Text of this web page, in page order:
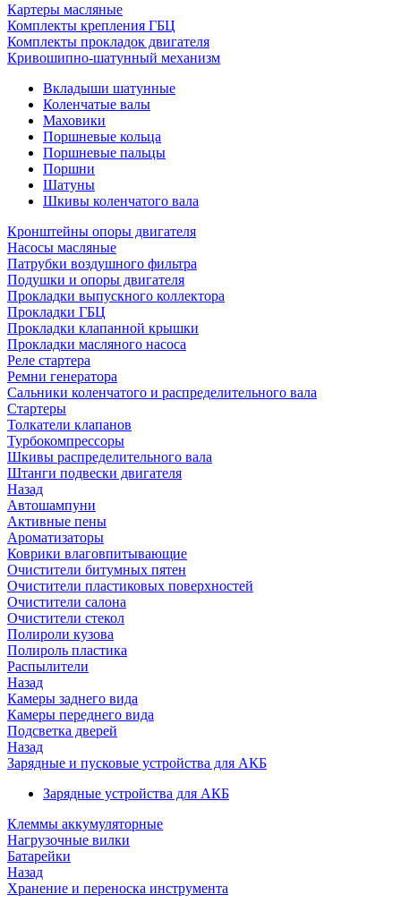
Картеры масляные
Комплекты крепления ГБЦ
Комплекты прокладок двигателя
Кривошипно-шатунный механизм
Вкладыши шатунные
Коленчатые валы
Маховики
Поршневые кольца
Поршневые пальцы
Поршни
Шатуны
Шкивы коленчатого вала
Кронштейны опоры двигателя
Насосы масляные
Патрубки воздушного фильтра
Подушки и опоры двигателя
Прокладки выпускного коллектора
Прокладки ГБЦ
Прокладки клапанной крышки
Прокладки масляного насоса
Реле стартера
Ремни генератора
Сальники коленчатого и распределительного вала
Стартеры
Толкатели клапанов
Турбокомпрессоры
Шкивы распределительного вала
Штанги подвески двигателя
Назад
Автошампуни
Активные пены
Ароматизаторы
Коврики влаговпитывающие
Очистители битумных пятен
Очистители пластиковых поверхностей
Очистители салона
Очистители стекол
Полироли кузова
Полироль пластика
Распылители
Назад
Камеры заднего вида
Камеры переднего вида
Подсветка дверей
Назад
Зарядные и пусковые устройства для АКБ
Зарядные устройства для АКБ
Клеммы аккумуляторные
Нагрузочные вилки
Батарейки
Назад
Хранение и переноска инструмента